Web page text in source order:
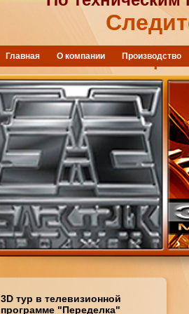
"Электрик
Главная О компании Производство
3D тур в телевизионной
программе "Переделка"